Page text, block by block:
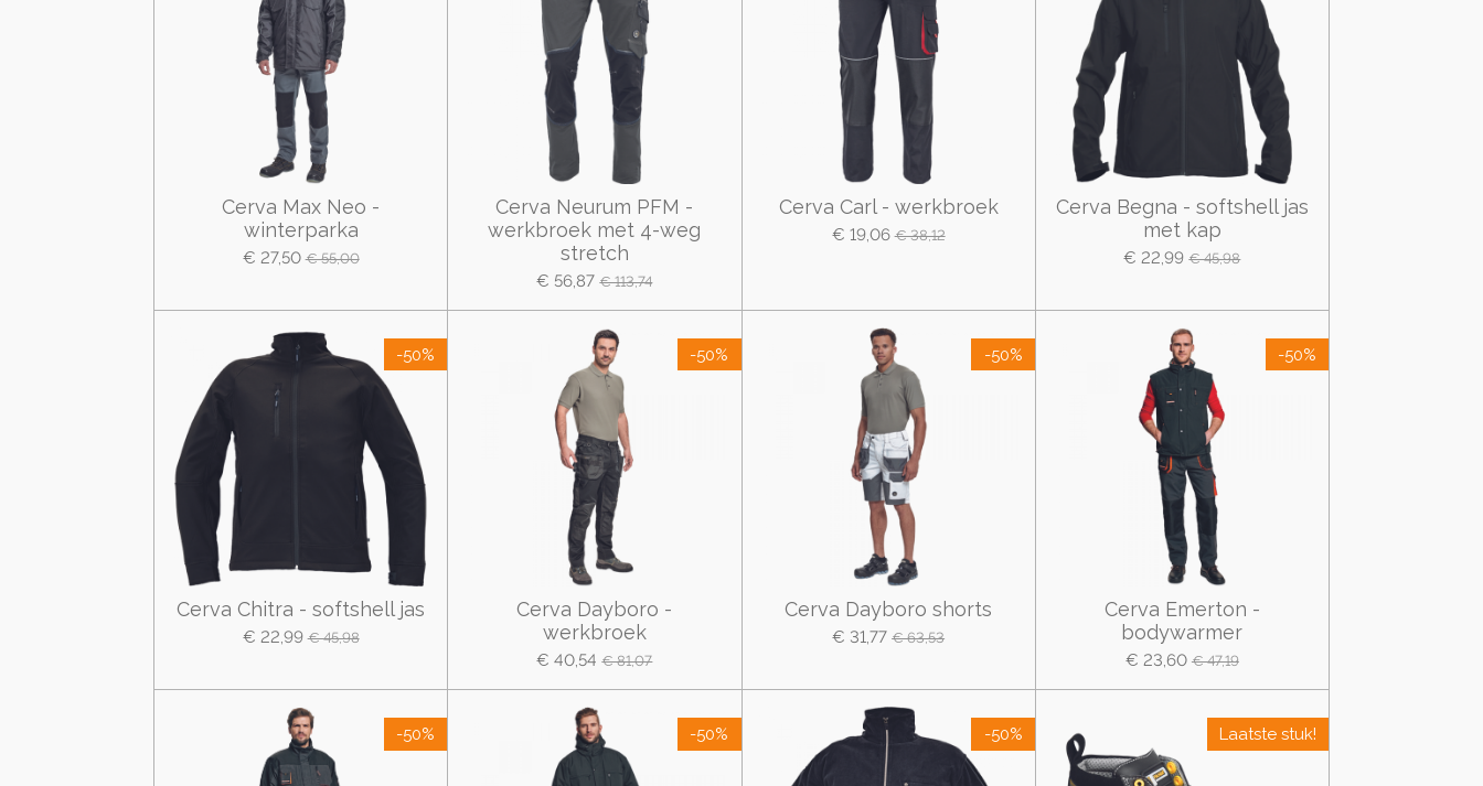
Cerva Max Neo -
winterparka
€ 27,50 € 55,00
Cerva Neurum PFM -
werkbroek met 4-weg
stretch
€ 56,87 € 113,74
Cerva Carl - werkbroek
€ 19,06 € 38,12
Cerva Begna - softshell jas
met kap
€ 22,99 € 45,98
-50%
Cerva Chitra - softshell jas
€ 22,99 € 45,98
-50%
Cerva Dayboro -
werkbroek
€ 40,54 € 81,07
-50%
Cerva Dayboro shorts
€ 31,77 € 63,53
-50%
Cerva Emerton -
bodywarmer
€ 23,60 € 47,19
-50% -50% -50% Laatste stuk!